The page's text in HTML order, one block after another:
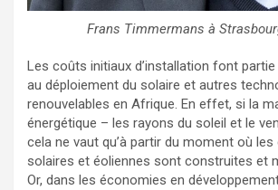
Frans Timmermans à
Les coûts initiaux d’installation font
au déploiement du solaire et autres
renouvelables en Afrique. En effet, si la
énergétique – les rayons du soleil et le
cela ne vaut qu’à partir du moment où les
solaires et éoliennes sont construites et
Or, dans les économies en